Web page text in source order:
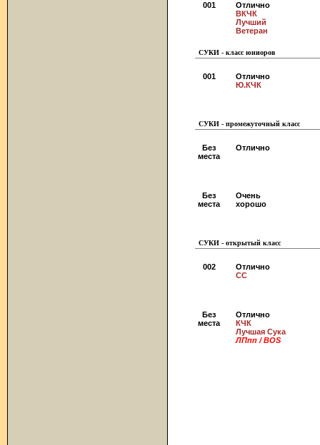
001
Отлично
ВКЧК
Лучший
Ветеран
СУКИ - класс юниоров
001
Отлично
Ю.КЧК
СУКИ - промежуточный класс
Без
места
Отлично
Без
места
Очень
хорошо
СУКИ - открытый класс
002
Отлично
СС
Без
места
Отлично
КЧК
Лучшая Сука
ЛПпп / BOS